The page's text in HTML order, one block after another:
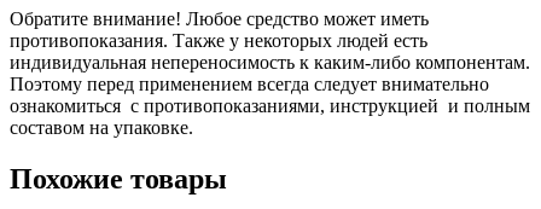
Обратите внимание! Любое средство может иметь
противопоказания. Также у некоторых людей есть
индивидуальная непереносимость к каким-либо компонентам.
Поэтому перед применением всегда следует внимательно
ознакомиться с противопоказаниями, инструкцией и полным
составом на упаковке.
Похожие товары